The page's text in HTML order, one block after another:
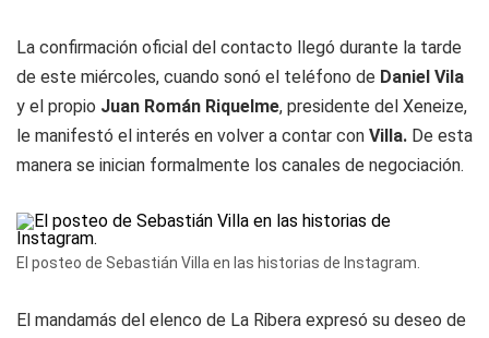
La confirmación oficial del contacto llegó durante la tarde
de este miércoles, cuando sonó el teléfono de Daniel Vila
y el propio Juan Román Riquelme, presidente del Xeneize,
le manifestó el interés en volver a contar con Villa. De esta
manera se inician formalmente los canales de negociación.
El posteo de Sebastián Villa en las historias de Instagram.
El mandamás del elenco de La Ribera expresó su deseo de